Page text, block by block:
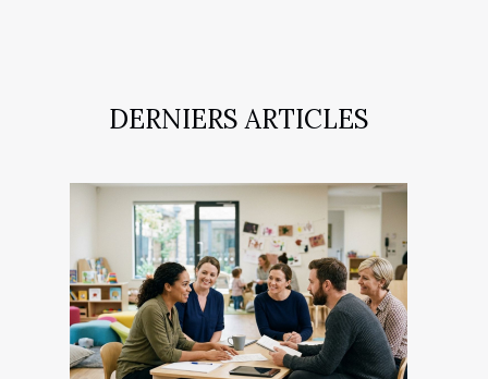
DERNIERS ARTICLES